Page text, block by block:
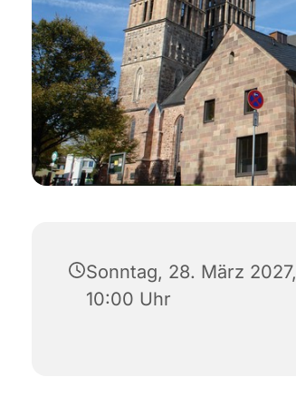
Sonntag, 28. März 2027,
10:00 Uhr